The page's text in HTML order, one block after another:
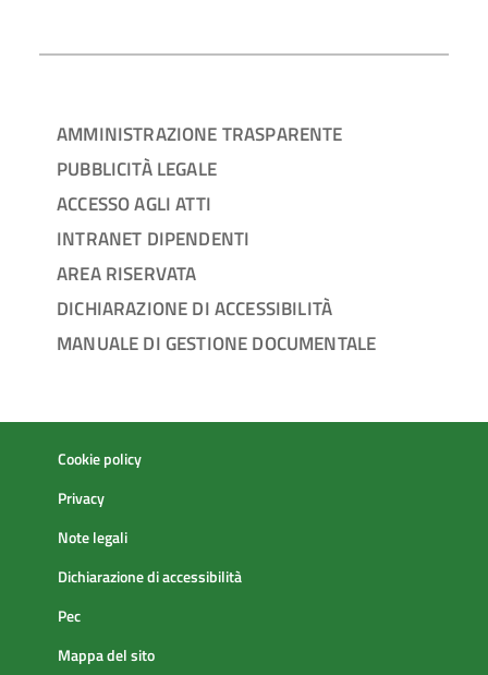
AMMINISTRAZIONE TRASPARENTE
PUBBLICITÀ LEGALE
ACCESSO AGLI ATTI
INTRANET DIPENDENTI
AREA RISERVATA
DICHIARAZIONE DI ACCESSIBILITÀ
MANUALE DI GESTIONE DOCUMENTALE
Cookie policy
Privacy
Note legali
Dichiarazione di accessibilità
Pec
Mappa del sito